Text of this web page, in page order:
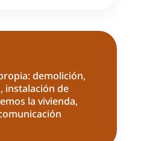
demolición,
instalación de
la vivienda,